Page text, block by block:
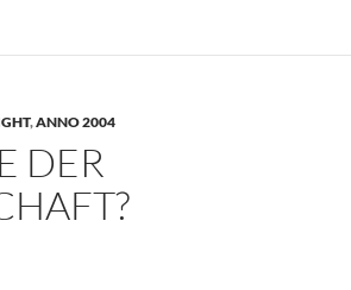
,ANNO 2004
DER